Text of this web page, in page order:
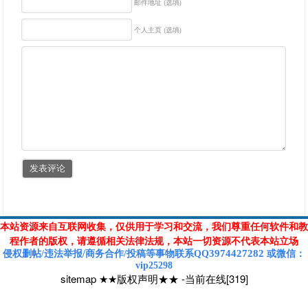
邮件地址 (选填)
个人主页 (选填)
本站资源来自互联网收集，仅供用于学习和交流，我们尊重任何软件和教
程作者的版权，请遵循相关法律法规，本站一切资源不代表本站立场
侵权删帖/违法举报/商务合作/投稿等事物联系QQ3974427282 或微信 ：
vip25298
sitemap ★★版权声明★★ -当前在线[319]